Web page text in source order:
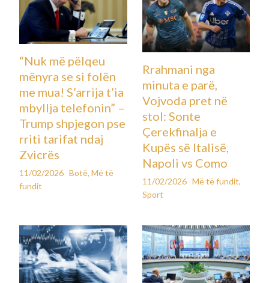
“Nuk më pëlqeu
mënyra se si folën
me mua! S’arrija t’ia
mbyllja telefonin” –
Trump shpjegon pse
rriti tarifat ndaj
Zvicrës
11/02/2026 Botë,Më të
fundit
Rrahmani nga
minuta e parë,
Vojvoda pret në
stol: Sonte
Çerekfinalja e
Kupës së Italisë,
Napoli vs Como
11/02/2026 Më të fundit,
Sport